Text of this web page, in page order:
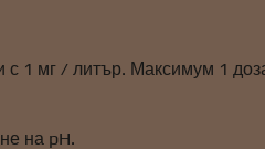
1 мг / литър. Максимум 1
на pH.